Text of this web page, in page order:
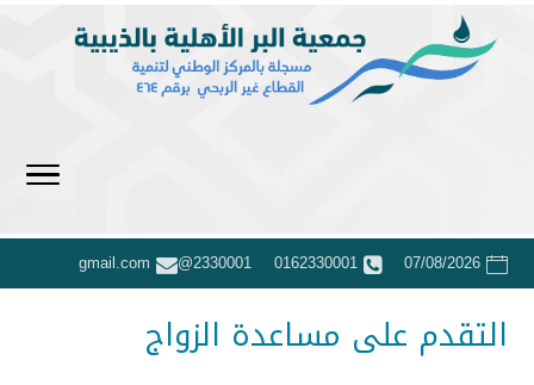
07/08/2026
0162330001
2330001@gmail.com
التقدم على مساعدة الزواج